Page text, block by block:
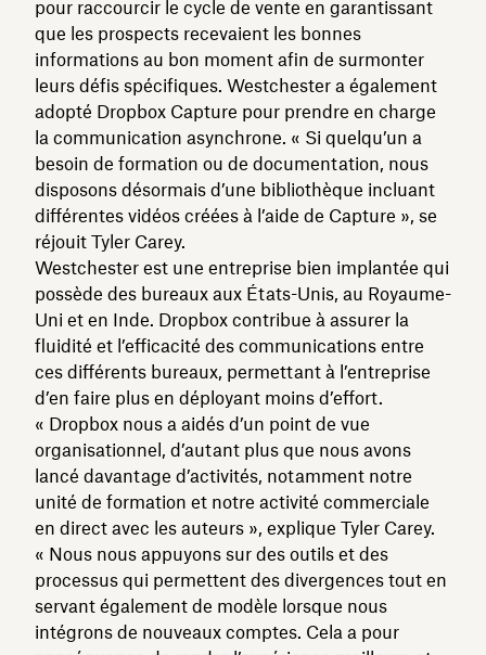
pour raccourcir le cycle de vente en garantissant
que les prospects recevaient les bonnes
informations au bon moment afin de surmonter
leurs défis spécifiques. Westchester a également
adopté Dropbox Capture pour prendre en charge
la communication asynchrone. « Si quelqu’un a
besoin de formation ou de documentation, nous
disposons désormais d’une bibliothèque incluant
différentes vidéos créées à l’aide de Capture », se
réjouit Tyler Carey.
Westchester est une entreprise bien implantée qui
possède des bureaux aux États-Unis, au Royaume-
Uni et en Inde. Dropbox contribue à assurer la
fluidité et l’efficacité des communications entre
ces différents bureaux, permettant à l’entreprise
d’en faire plus en déployant moins d’effort.
« Dropbox nous a aidés d’un point de vue
organisationnel, d’autant plus que nous avons
lancé davantage d’activités, notamment notre
unité de formation et notre activité commerciale
en direct avec les auteurs », explique Tyler Carey.
« Nous nous appuyons sur des outils et des
processus qui permettent des divergences tout en
servant également de modèle lorsque nous
intégrons de nouveaux comptes. Cela a pour